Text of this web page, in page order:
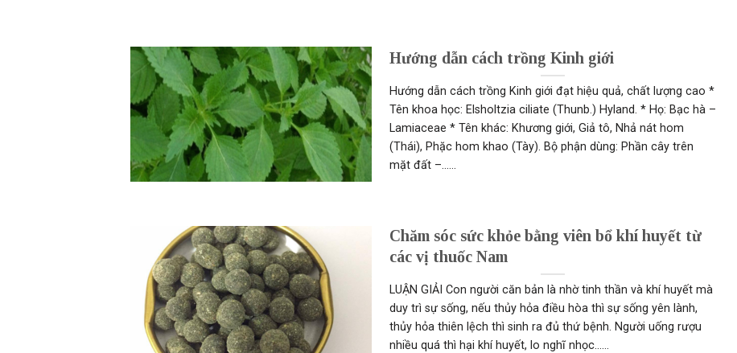
Hướng dẫn cách trồng Kinh giới
Hướng dẫn cách trồng Kinh giới đạt hiệu quả, chất lượng cao *
Tên khoa học: Elsholtzia ciliate (Thunb.) Hyland. * Họ: Bạc hà –
Lamiaceae * Tên khác: Khương giới, Giả tô, Nhả nát hom
(Thái), Phặc hom khao (Tày). Bộ phận dùng: Phần cây trên
mặt đất –......
Chăm sóc sức khỏe bằng viên bổ khí huyết từ
các vị thuốc Nam
LUẬN GIẢI Con người căn bản là nhờ tinh thần và khí huyết mà
duy trì sự sống, nếu thủy hỏa điều hòa thì sự sống yên lành,
thủy hỏa thiên lệch thì sinh ra đủ thứ bệnh. Người uống rượu
nhiều quá thì hại khí huyết, lo nghĩ nhọc......